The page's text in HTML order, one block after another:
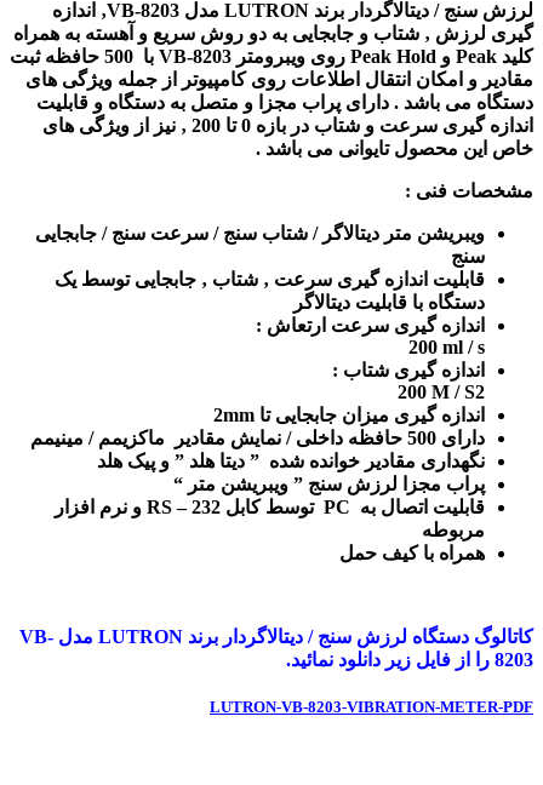
لرزش سنج / دیتالاگردار برند LUTRON مدل VB-8203‚ اندازه
گیری لرزش ‚ شتاب و جابجایی به دو روش سریع و آهسته به همراه
کلید Peak و Peak Hold روی ویبرومتر VB-8203 با 500 حافظه ثبت
مقادیر و امکان انتقال اطلاعات روی کامپیوتر از جمله ویژگی های
دستگاه می باشد . دارای پراب مجزا و متصل به دستگاه و قابلیت
اندازه گیری سرعت و شتاب در بازه 0 تا 200 ‚ نیز از ویژگی های
خاص این محصول تایوانی می باشد .
مشخصات فنی :
ویبریشن متر دیتالاگر / شتاب سنج / سرعت سنج / جابجایی
سنج
قابلیت اندازه گیری سرعت ‚ شتاب ‚ جابجایی توسط یک
دستگاه با قابلیت دیتالاگر
اندازه گیری سرعت ارتعاش :
200 ml / s
اندازه گیری شتاب :
200 M / S2
اندازه گیری میزان جابجایی تا 2mm
دارای 500 حافظه داخلی / نمایش مقادیر ماکزیمم / مینیمم
نگهداری مقادیر خوانده شده ” دیتا هلد ” و پیک هلد
پراب مجزا لرزش سنج ” ویبریشن متر “
قابلیت اتصال به PC توسط کابل RS – 232 و نرم افزار
مربوطه
همراه با کیف حمل
کاتالوگ دستگاه لرزش سنج / دیتالاگردار برند LUTRON مدل VB-
8203 را از فایل زیر دانلود نمائید.
LUTRON-VB-8203-VIBRATION-METER-PDF